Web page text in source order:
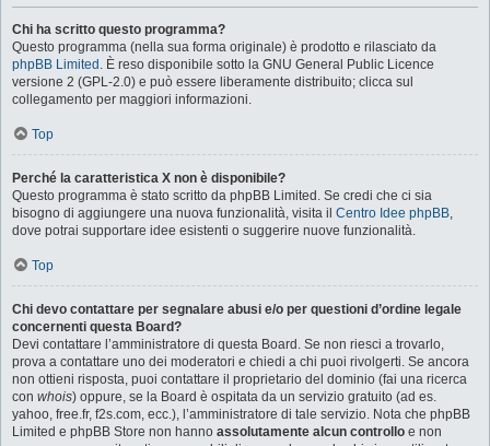
Chi ha scritto questo programma?
Questo programma (nella sua forma originale) è prodotto e rilasciato da
phpBB Limited . È reso disponibile sotto la GNU General Public Licence
versione 2 (GPL-2.0) e può essere liberamente distribuito; clicca sul
collegamento per maggiori informazioni.
Top
Perché la caratteristica X non è disponibile?
Questo programma è stato scritto da phpBB Limited. Se credi che ci sia
bisogno di aggiungere una nuova funzionalità, visita il Centro Idee phpBB,
dove potrai supportare idee esistenti o suggerire nuove funzionalità.
Top
Chi devo contattare per segnalare abusi e/o per questioni d’ordine legale
concernenti questa Board?
Devi contattare l’amministratore di questa Board. Se non riesci a trovarlo,
prova a contattare uno dei moderatori e chiedi a chi puoi rivolgerti. Se ancora
non ottieni risposta, puoi contattare il proprietario del dominio (fai una ricerca
con whois) oppure, se la Board è ospitata da un servizio gratuito (ad es.
yahoo, free.fr, f2s.com, ecc.), l’amministratore di tale servizio. Nota che phpBB
Limited e phpBB Store non hanno assolutamente alcun controllo e non